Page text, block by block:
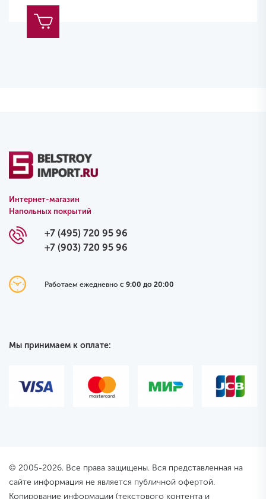
Интернет-магазин
Напольных покрытий
+7 (495) 720 95 96
+7 (903) 720 95 96
Работаем ежедневно с 9:00 до 20:00
Мы принимаем к оплате:
© 2005-2026. Все права защищены. Вся представленная на
сайте информация не является публичной офертой.
Копирование информации (текстового контента и